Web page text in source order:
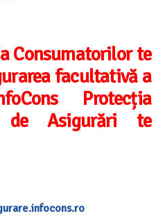
Consumatorilor te
facultativă a
Protecția
de Asigurări te